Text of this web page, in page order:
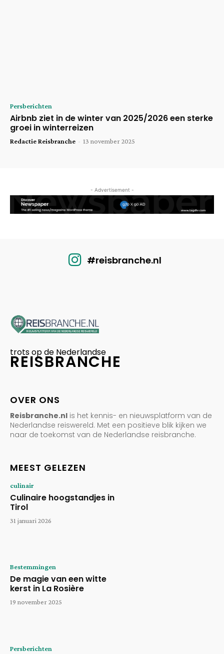
Persberichten
Airbnb ziet in de winter van 2025/2026 een sterke
groei in winterreizen
Redactie Reisbranche - 13 november 2025
- Advertisement -
#reisbranche.nl
trots op de Nederlandse
REISBRANCHE
OVER ONS
Reisbranche.nl is het kennis- en nieuwsplatform van de
Nederlandse reiswereld. Met een positieve blik kijken we
naar de toekomst van de Nederlandse reisbranche.
MEEST GELEZEN
culinair
Culinaire hoogstandjes in
Tirol
31 januari 2026
Bestemmingen
De magie van een witte
kerst in La Rosière
19 november 2025
Persberichten